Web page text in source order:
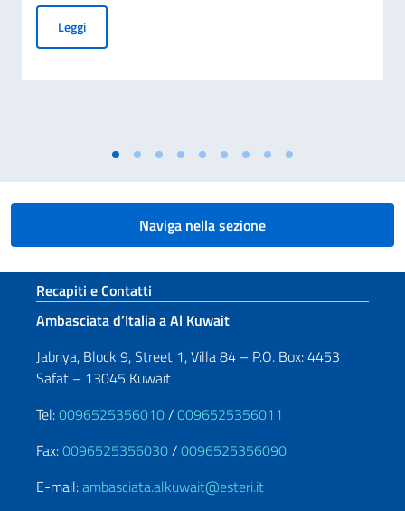
LeggiAccademia Teatro alla Scala – Borse di studio in Design,
Naviga nella sezione
Sezione footer
Recapiti e Contatti
Ambasciata d’Italia a Al Kuwait
Jabriya, Block 9, Street 1, Villa 84 – P.O. Box: 4453
Safat – 13045 Kuwait
Tel:0096525356010/0096525356011
Fax:0096525356030/0096525356090
E-mail:ambasciata.alkuwait@esteri.it